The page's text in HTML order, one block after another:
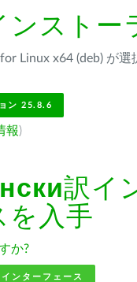
ンストー
Linux x64 (deb) が選
ン 25.8.6
報)
訳イ
を入手
か?
ンターフェース